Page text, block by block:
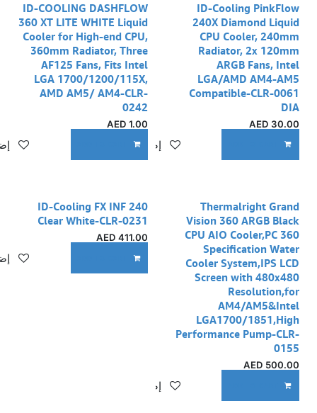
ID-Cooling PinkFlow
240X Diamond Liquid
CPU Cooler, 240mm
Radiator, 2x 120mm
ARGB Fans, Intel
LGA/AMD AM4-AM5
Compatible-CLR-0061
DIA
30.00
إضافة إلى قائمة الأمنيات
ID-COOLING DASHFLOW
360 XT LITE WHITE Liquid
Cooler for High-end CPU,
360mm Radiator, Three
AF125 Fans, Fits Intel
LGA 1700/1200/115X,
AMD AM5/ AM4-CLR-
0242
1.00
AED
Thermalright Grand
Vision 360 ARGB Black
CPU AIO Cooler,PC 360
Specification Water
Cooler System,IPS LCD
Screen with 480x480
Resolution,for
AM4/AM5&Intel
LGA1700/1851,High
Performance Pump-CLR-
0155
500.00
إضافة إلى قائمة الأمنيات
ID-Cooling FX INF 240
Clear White-CLR-0231
411.00
AED